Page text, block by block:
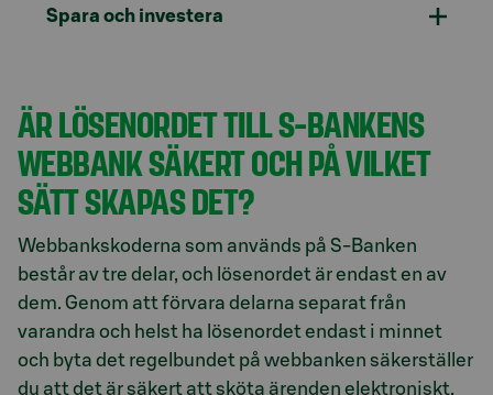
Spara och investera
ÄR LÖSENORDET TILL S-BANKENS
WEBBANK SÄKERT OCH PÅ VILKET
SÄTT SKAPAS DET?
Webbankskoderna som används på S-Banken
består av tre delar, och lösenordet är endast en av
dem. Genom att förvara delarna separat från
varandra och helst ha lösenordet endast i minnet
och byta det regelbundet på webbanken säkerställer
du att det är säkert att sköta ärenden elektroniskt.